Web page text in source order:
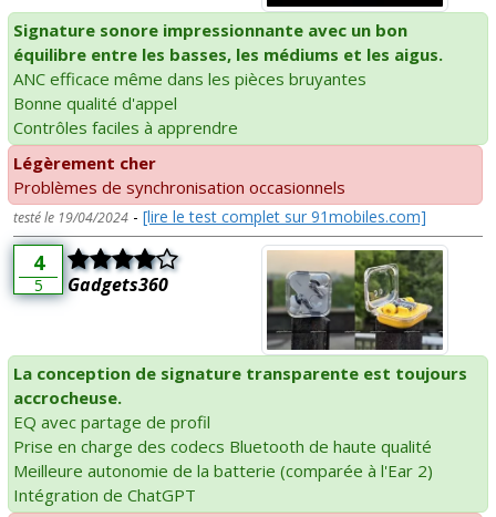
Signature sonore impressionnante avec un bon
équilibre entre les basses, les médiums et les aigus.
ANC efficace même dans les pièces bruyantes
Bonne qualité d'appel
Contrôles faciles à apprendre
Légèrement cher
Problèmes de synchronisation occasionnels
testé le 19/04/2024 - [lire le test complet sur 91mobiles.com]
4
5 Gadgets360
La conception de signature transparente est toujours
accrocheuse.
EQ avec partage de profil
Prise en charge des codecs Bluetooth de haute qualité
Meilleure autonomie de la batterie (comparée à l'Ear 2)
Intégration de ChatGPT